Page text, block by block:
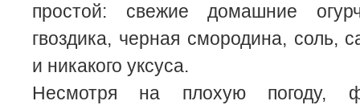
простой: свежие домашние
гвоздика, черная смородина, соль,
и никакого уксуса.
Несмотря на плохую погоду,